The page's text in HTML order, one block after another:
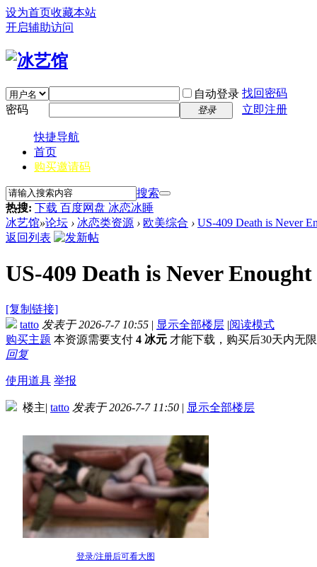
设为首页收藏本站
开启辅助访问
自动登录 找回密码
密码
登录 立即注册
快捷导航
首页
购买邀请码
搜索
热搜: 下载 百度网盘 冰恋冰睡
冰艺馆»论坛 › 冰恋类资源 › 欧美综合 › US-409 Death is Never
返回列表
US-409 Death is Never Enought
[复制链接]
tatto 发表于 2026-7-7 10:55 | 显示全部楼层 |阅读模式
购买主题 本资源需要支付 4 冰元 才能下载，购买后30天内无
回复
使用道具 举报
楼主| tatto 发表于 2026-7-7 11:50 | 显示全部楼层
登录/注册后可看大图